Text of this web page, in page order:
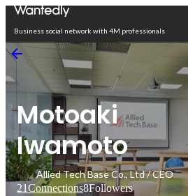
Business social network with 4M professionals
Motoaki
Iwamoto
Allied Tech Base Co., Ltd / CEO
21Connections8Followers